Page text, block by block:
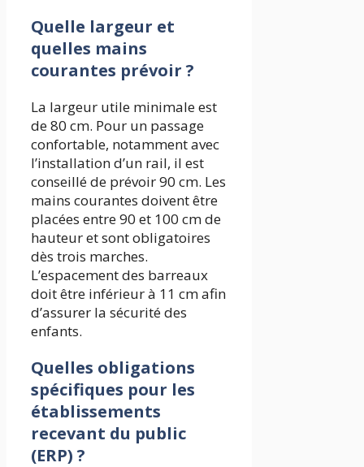
Quelle largeur et
quelles mains
courantes prévoir ?
La largeur utile minimale est
de 80 cm. Pour un passage
confortable, notamment avec
l’installation d’un rail, il est
conseillé de prévoir 90 cm. Les
mains courantes doivent être
placées entre 90 et 100 cm de
hauteur et sont obligatoires
dès trois marches.
L’espacement des barreaux
doit être inférieur à 11 cm afin
d’assurer la sécurité des
enfants.
Quelles obligations
spécifiques pour les
établissements
recevant du public
(ERP) ?